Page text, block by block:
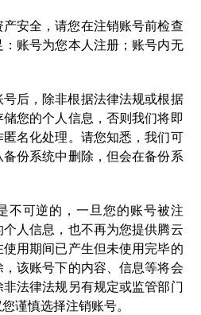
安全，请您在注销账号前检查
账号为您本人注册；账号内无
后，除非根据法律法规或根据
您的个人信息，否则我们将即
名化处理。请您知悉，我们可
份系统中删除，但会在备份系
不可逆的，一旦您的账号被注
人信息，也不再为您提供腾云
用期间已产生但未使用完毕的
该账号下的内容、信息等将会
法律法规另有规定或监管部门
谨慎选择注销账号。